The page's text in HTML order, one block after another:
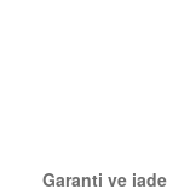
Garanti ve iade